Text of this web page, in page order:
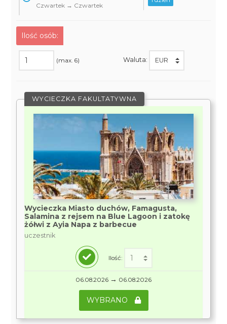
Czwartek → Czwartek
Ilość osób:
(max. 6) Waluta:
WYCIECZKA FAKULTATYWNA
Wycieczka Miasto duchów, Famagusta,
Salamina z rejsem na Blue Lagoon i zatokę
żółwi z Ayia Napa z barbecue
uczestnik
Ilość:
06.08.2026 → 06.08.2026
WYBRANO